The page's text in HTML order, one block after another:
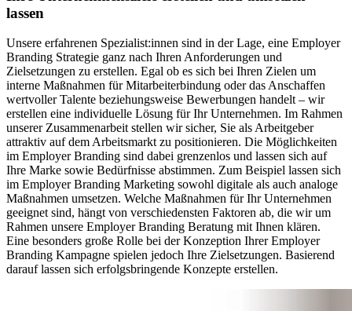
lassen
Unsere erfahrenen Spezialist:innen sind in der Lage, eine Employer
Branding Strategie ganz nach Ihren Anforderungen und
Zielsetzungen zu erstellen. Egal ob es sich bei Ihren Zielen um
interne Maßnahmen für Mitarbeiterbindung oder das Anschaffen
wertvoller Talente beziehungsweise Bewerbungen handelt – wir
erstellen eine individuelle Lösung für Ihr Unternehmen. Im Rahmen
unserer Zusammenarbeit stellen wir sicher, Sie als Arbeitgeber
attraktiv auf dem Arbeitsmarkt zu positionieren. Die Möglichkeiten
im Employer Branding sind dabei grenzenlos und lassen sich auf
Ihre Marke sowie Bedürfnisse abstimmen. Zum Beispiel lassen sich
im Employer Branding Marketing sowohl digitale als auch analoge
Maßnahmen umsetzen. Welche Maßnahmen für Ihr Unternehmen
geeignet sind, hängt von verschiedensten Faktoren ab, die wir um
Rahmen unsere Employer Branding Beratung mit Ihnen klären.
Eine besonders große Rolle bei der Konzeption Ihrer Employer
Branding Kampagne spielen jedoch Ihre Zielsetzungen. Basierend
darauf lassen sich erfolgsbringende Konzepte erstellen.